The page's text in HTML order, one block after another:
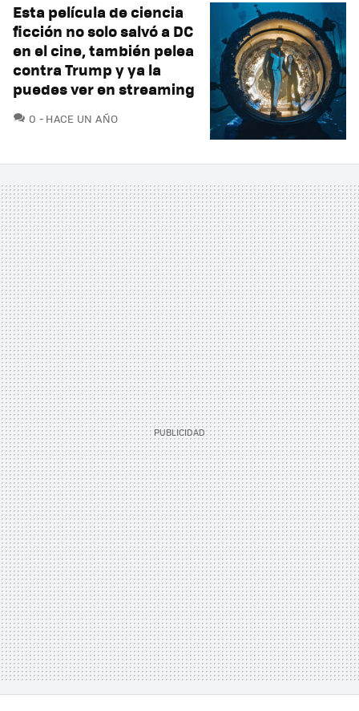
Esta película de ciencia
ficción no solo salvó a DC
en el cine, también pelea
contra Trump y ya la
puedes ver en streaming
0 COMENTARIOS
HACE UN AÑO